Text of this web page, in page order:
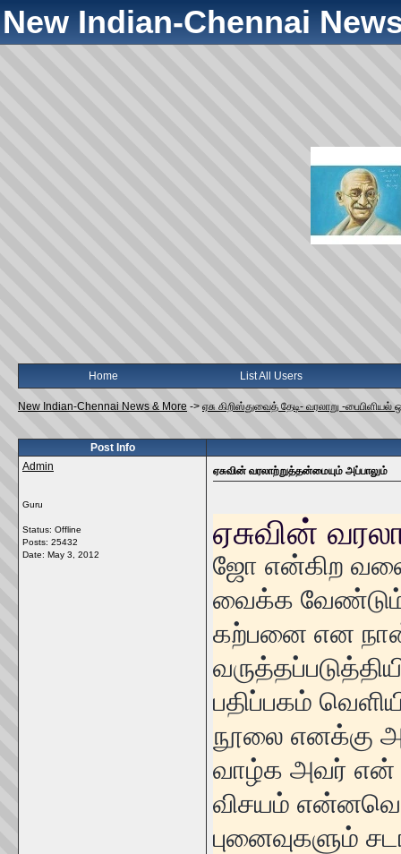
New Indian-Chennai
Home List All Users
New Indian-Chennai News & More -> ஏசு கிறிஸ்துவைத் தேடி- வரலாறு -பைபிளியல்
Post Info
Admin
Guru
Status: Offline
Posts: 25432
Date: May 3, 2012
ஏசுவின் வரலாற்றுத்தன்மையும் அப்பாலும்
ஏசுவின்
ஜோ என்கிற
வைக்க வேண்டும்
கற்பனை என
பதிப்பகம்
நூலை எனக்கு
வாழ்க அவர் என்
விசயம்
புனைவுகளும்